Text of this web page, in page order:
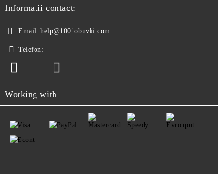
Informatii contact:
Email: help@1001obuvki.com
Telefon:
Working with